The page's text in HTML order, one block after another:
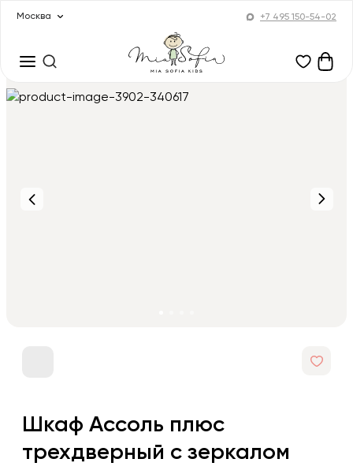
Москва +7 495 150-54-02
Шкаф Ассоль плюс
трехдверный с зеркалом